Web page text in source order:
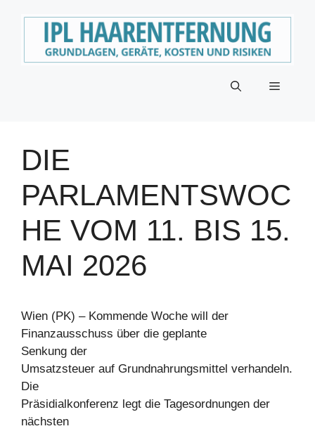
Menü
DIE
PARLAMENTSWOC
HE VOM 11. BIS 15.
MAI 2026
Wien (PK) – Kommende Woche will der
Finanzausschuss über die geplante
Senkung der
Umsatzsteuer auf Grundnahrungsmittel verhandeln.
Die
Präsidialkonferenz legt die Tagesordnungen der
nächsten